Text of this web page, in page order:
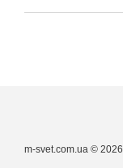
m-svet.com.ua © 2026